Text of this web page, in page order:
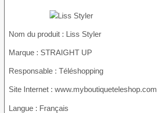
Nom du produit : Liss Styler
Marque : STRAIGHT UP
Responsable : Téléshopping
Site Internet : www.myboutiqueteleshop.com
Langue : Français